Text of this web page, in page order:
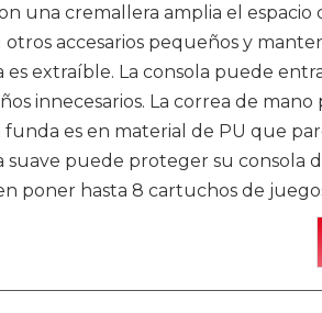
una cremallera amplia el
accesarios pequeños y
es extraíble. La consola puede
innecesarios. La correa de
funda es en material de PU que
puede proteger su consola
poner hasta 8 cartuchos de